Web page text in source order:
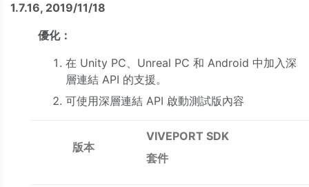
1.7.16, 2019/11/18
優化：
在 Unity PC、Unreal PC 和 Android 中加入深
層連結 API 的支援。
可使用深層連結 API 啟動測試版內容
版本
VIVEPORT SDK
套件